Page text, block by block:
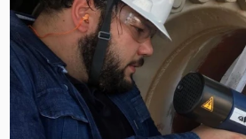
RADIOGRAFIA INDUSTRIAL
RADIOPROTEÇÃO
RÉPLICAS METALOGRÁFICAS
TESTES NÃO DESTRUTIVOS